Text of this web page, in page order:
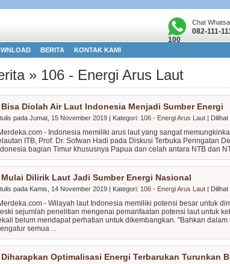
Chat
082-111-
100
BERITA KONTAK KAMI
» 106 - Energi Arus Laut
Bisa Diolah Air Laut Indonesia Menjadi Sumber Energi
pada Jumat, 15 November 2019 | Kategori: 106 - Energi Arus Laut |
- Indonesia memiliki arus laut yang sangat
ITB, Prof. Dr. Sofwan Hadi pada Diskusi Terbuka Peringatan
bagian Timur khususnya Papua dan celah antara NTB dan
Mulai Dilirik Laut Jadi Sumber Energi Nasional
pada Kamis, 14 November 2019 | Kategori: 106 - Energi Arus Laut |
- Wilayah laut Indonesia memiliki potensi besar untuk
sejumlah penelitian mengenai pemanfaatan potensi laut untuk
belum mendapat perhatian untuk dikembangkan. "Bahkan
semua ...
Diharapkan Optimalisasi Energi Terbarukan Turunkan